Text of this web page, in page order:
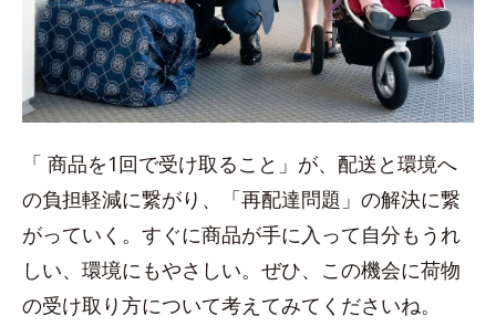
「 商品を1回で受け取ること」が、配送と環境へ
の負担軽減に繋がり、「再配達問題」の解決に繋
がっていく。すぐに商品が手に入って自分もうれ
しい、環境にもやさしい。ぜひ、この機会に荷物
の受け取り方について考えてみてくださいね。